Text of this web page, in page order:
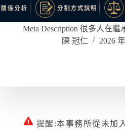
Meta Description 很多人在
陳 冠仁
2026
提醒:本事務所從未加